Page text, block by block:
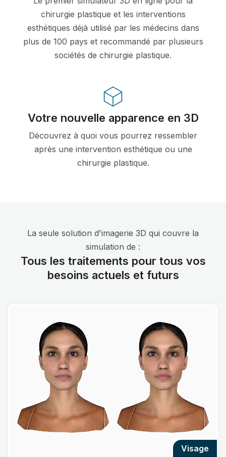
chirurgie plastique et les interventions
esthétiques déjà utilisé par les médecins dans
plus de 100 pays et recommandé par plusieurs
sociétés de chirurgie plastique.
Votre nouvelle apparence en 3D
Découvrez à quoi vous pourrez ressembler
après une intervention esthétique ou une
chirurgie plastique.
La seule solution d'imagerie 3D qui couvre la
simulation de :
Tous les traitements pour tous vos
besoins actuels et futurs
visage